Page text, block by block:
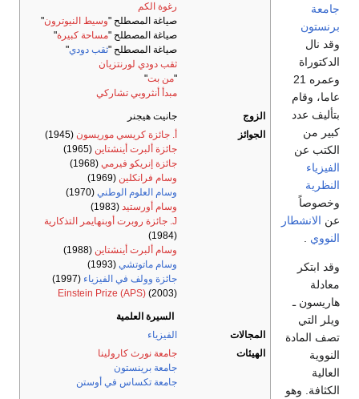
رغوة الكم
صياغة المصطلح "وسيط النيوترون"
صياغة المصطلح "مساحة كبيرة"
صياغة المصطلح "ثقب دودي"
ثقب دودي لورنتزيان
"من بت"
مبدأ أنثروبي تشاركي
الزوج
جانيت هيجنر
الجوائز
أ. جائزة كريسي موريسون (1945)
جائزة ألبرت أينشتاين (1965)
جائزة إنريكو فيرمي (1968)
وسام فرانكلين (1969)
وسام العلوم الوطني (1970)
وسام أورستيد (1983)
J. جائزة روبرت أوبنهايمر التذكارية
(1984)
وسام ألبرت أينشتاين (1988)
وسام ماتوتشي (1993)
جائزة وولف في الفيزياء (1997)
Einstein Prize (APS) (2003)
السيرة العلمية
المجالات
الفيزياء
الهيئات
جامعة نورث كارولينا
جامعة برينستون
جامعة تكساس في أوستن
جامعة
برنستون
وقد نال
الدكتوراة
وعمره 21
عاما، وقام
بتأليف عدد
كبير من
الكتب عن
الفيزياء
النظرية
وخصوصاً
عن الانشطار
النووي
وقد ابتكر
معادلة
هاريسون ـ
ويلر التي
تصف المادة
النووية
العالية
الكثافة. وهو